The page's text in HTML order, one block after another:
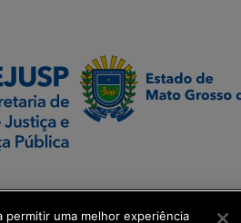
permitir uma melhor experiência